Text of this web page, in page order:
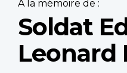
À la mémoire de :
Soldat
Leonard